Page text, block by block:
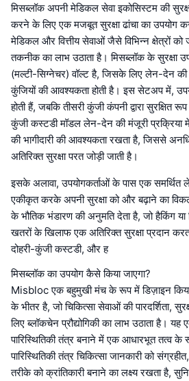
मिसब्लॉक अपनी मेडिकल सेवा इकोसिस्टम की
करने के लिए एक मजबूत सुरक्षा ढांचा का उपयोग
मेडिकल और वित्तीय सेवाओं जैसे विभिन्न क्षेत्रों
तकनीक का लाभ उठाता है। मिसब्लॉक के सुरक्षा
(मल्टी-सिग्नेचर) वॉल्ट है, जिसके लिए लेन-देन
कुंजियों की आवश्यकता होती है। इस सेटअप में,
होती हैं, जबकि तीसरी कुंजी कंपनी द्वारा सुरक्षित
कुंजी कस्टडी मॉडल लेन-देन की मंजूरी प्रक्रिया में
की भागीदारी की आवश्यकता रखता है, जिससे
अतिरिक्त सुरक्षा परत जोड़ी जाती है।
इसके अलावा, उपयोगकर्ताओं के पास एक समर्थित
एकीकृत करके अपनी सुरक्षा को और बढ़ाने का
के भौतिक भंडारण की अनुमति देता है, जो हैकिंग
खतरों के खिलाफ एक अतिरिक्त सुरक्षा प्रदान
दोहरी-कुंजी कस्टडी, और ह
मिसब्लॉक का उपयोग कैसे किया जाएगा?
Misbloc एक बहुमुखी मंच के रूप में डिज़ाइन किया
के भीतर है, जो चिकित्सा सेवाओं की पारदर्शिता,
लिए ब्लॉकचेन प्रौद्योगिकी का लाभ उठाता है। यह
पारिस्थितिकी तंत्र बनाने में एक आधारभूत तत्व के
पारिस्थितिकी तंत्र चिकित्सा जानकारी को
तरीके को क्रांतिकारी बनाने का लक्ष्य रखता है,